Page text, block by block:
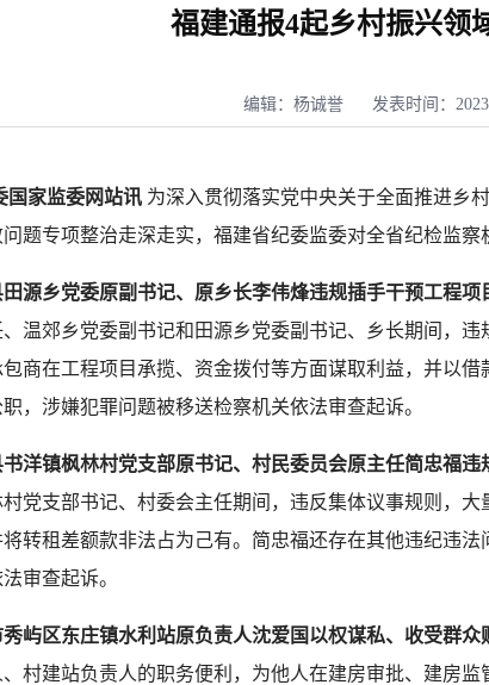
福建通报4起乡村振兴领
编辑：杨诚誉 发表时间：
国家监委网站讯 为深入贯彻落实党中央关于全面推进乡
题专项整治走深走实，福建省纪委监委对全省纪检监察
乡党委原副书记、原乡长李伟烽违规插手干预工程项
温郊乡党委副书记和田源乡党委副书记、乡长期间，
商在工程项目承揽、资金拨付等方面谋取利益，并以
，涉嫌犯罪问题被移送检察机关依法审查起诉。
镇枫林村党支部原书记、村民委员会原主任简忠福违
党支部书记、村委会主任期间，违反集体议事规则，
转租差额款非法占为己有。简忠福还存在其他违纪违
审查起诉。
屿区东庄镇水利站原负责人沈爱国以权谋私、收受群众
村建站负责人的职务便利，为他人在建房审批、建房